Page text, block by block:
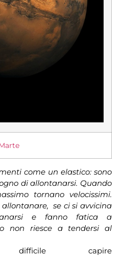
come un elastico: sono
di allontanarsi. Quando
tornano velocissimi.
se ci si avvicina
e fanno fatica a
non riesce a tendersi al
capire